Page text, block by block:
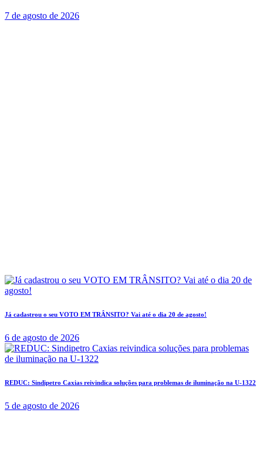
7 de agosto de 2026
Já cadastrou o seu VOTO EM TRÂNSITO? Vai até o dia 20 de agosto!
6 de agosto de 2026
REDUC: Sindipetro Caxias reivindica soluções para problemas de iluminação na U-1322
5 de agosto de 2026